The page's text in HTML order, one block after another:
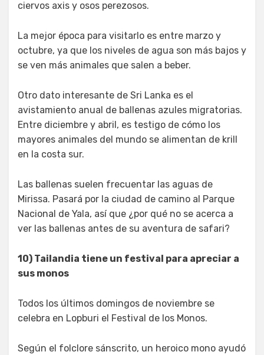
ciervos axis y osos perezosos.
La mejor época para visitarlo es entre marzo y
octubre, ya que los niveles de agua son más bajos y
se ven más animales que salen a beber.
Otro dato interesante de Sri Lanka es el
avistamiento anual de ballenas azules migratorias.
Entre diciembre y abril, es testigo de cómo los
mayores animales del mundo se alimentan de krill
en la costa sur.
Las ballenas suelen frecuentar las aguas de
Mirissa. Pasará por la ciudad de camino al Parque
Nacional de Yala, así que ¿por qué no se acerca a
ver las ballenas antes de su aventura de safari?
10) Tailandia tiene un festival para apreciar a
sus monos
Todos los últimos domingos de noviembre se
celebra en Lopburi el Festival de los Monos.
Según el folclore sánscrito, un heroico mono ayudó